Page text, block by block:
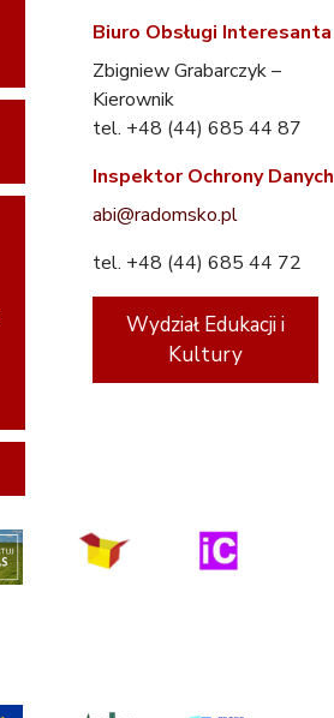
Biuro Obsługi Interesanta
Zbigniew Grabarczyk –
Kierownik
tel. +48 (44) 685 44 87
Inspektor Ochrony Danych
abi@radomsko.pl
tel. +48 (44) 685 44 72
Wydział Edukacji i
Kultury